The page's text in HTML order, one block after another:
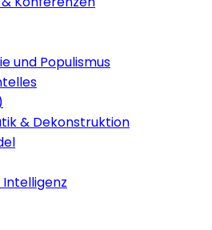
und Populismus
& Dekonstruktion